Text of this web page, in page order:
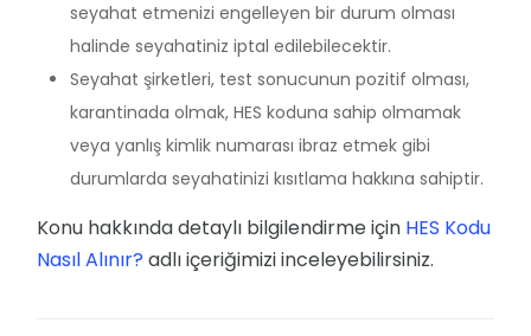
seyahat etmenizi engelleyen bir durum olması
halinde seyahatiniz iptal edilebilecektir.
Seyahat şirketleri, test sonucunun pozitif olması,
karantinada olmak, HES koduna sahip olmamak
veya yanlış kimlik numarası ibraz etmek gibi
durumlarda seyahatinizi kısıtlama hakkına sahiptir.
Konu hakkında detaylı bilgilendirme için HES Kodu
Nasıl Alınır? adlı içeriğimizi inceleyebilirsiniz.